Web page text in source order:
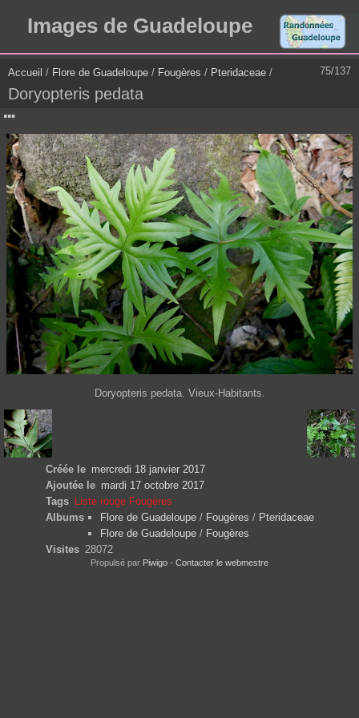
Images de Guadeloupe
75/137
Accueil / Flore de Guadeloupe / Fougères / Pteridaceae /
Doryopteris pedata
Doryopteris pedata. Vieux-Habitants.
Créée le mercredi 18 janvier 2017
Ajoutée le mardi 17 octobre 2017
Tags Liste rouge Fougères
Albums
Flore de Guadeloupe/ Fougères / Pteridaceae
Flore de Guadeloupe/ Fougères
Visites 28072
Propulsé par Piwigo - Contacter le webmestre